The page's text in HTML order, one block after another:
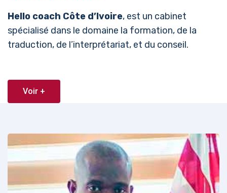
Hello coach Côte d’Ivoire, est un cabinet
spécialisé dans le domaine la formation, de la
traduction, de l’interprétariat, et du conseil.
Voir +